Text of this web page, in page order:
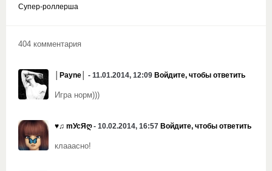
Супер-роллерша
404 комментария
│Payne│ - 11.01.2014, 12:09 Войдите, чтобы ответить
Игра норм)))
♥♫ mУсЯღ- 10.02.2014, 16:57 Войдите, чтобы ответить
клааасно!